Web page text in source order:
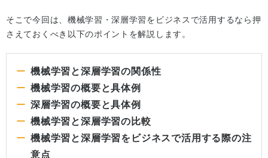
そこで今回は、機械学習・深層学習をビジネスで活用するなら押
さえておくべき以下のポイントを解説します。
機械学習と深層学習の関係性
機械学習の概要と具体例
深層学習の概要と具体例
機械学習と深層学習の比較
機械学習と深層学習をビジネスで活用する際の注
意点